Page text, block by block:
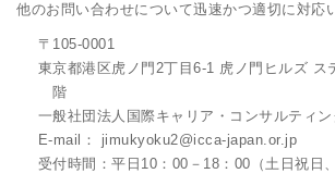
他のお問い合わせについて迅速かつ適切に対応
〒105-0001
東京都港区虎ノ門2丁目6-1 虎ノ門ヒルズ ス
階
一般社団法人国際キャリア・コンサルティ
E-mail： jimukyoku2@icca-japan.or.jp
受付時間：平日10：00－18：00（土日祝日